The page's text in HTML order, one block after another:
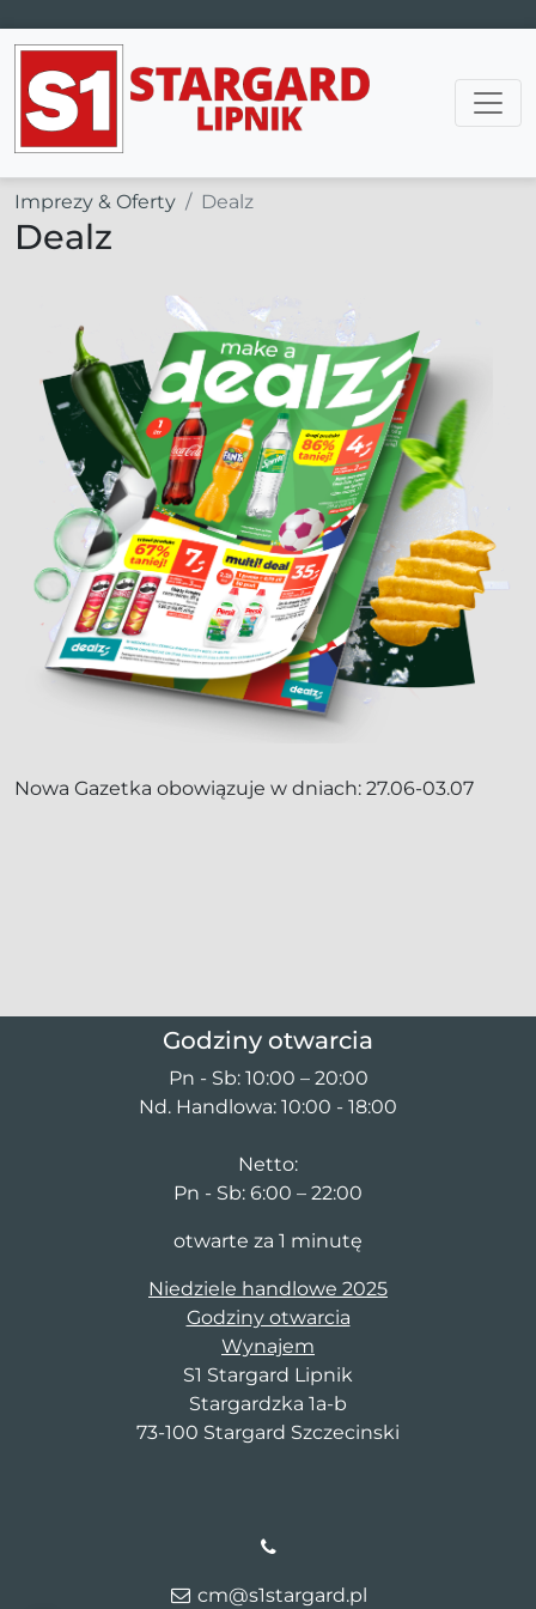
Main Navigation
Imprezy & Oferty Dealz
Dealz
Nowa Gazetka obowiązuje w dniach: 27.06-03.07
Godziny otwarcia
Pn - Sb: 10:00 – 20:00
Nd. Handlowa: 10:00 - 18:00
Netto:
Pn - Sb: 6:00 – 22:00
otwarte za 1 minutę
Niedziele handlowe 2025
Godziny otwarcia
Wynajem
S1 Stargard Lipnik
Stargardzka 1a-b
73-100 Stargard Szczecinski
cm@s1stargard.pl